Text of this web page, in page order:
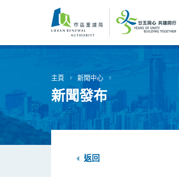
內
主頁 新聞中心
新聞發布
返回